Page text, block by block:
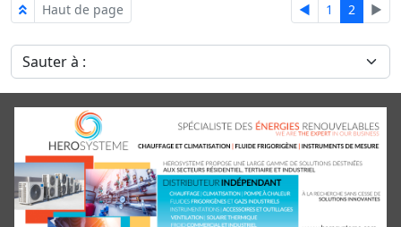
Haut de page ◄ 1 2 ►
Sauter à :